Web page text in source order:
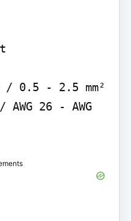
/ 0.5 - 2.5 mm²
26 - AWG